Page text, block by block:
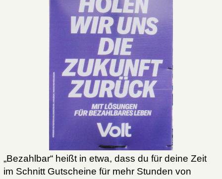
„Bezahlbar“ heißt in etwa, dass du für deine Zeit
im Schnitt Gutscheine für mehr Stunden von